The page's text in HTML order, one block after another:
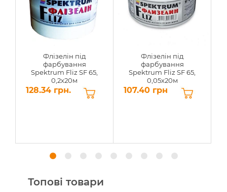
Флізелін під
фарбування
Spektrum Fliz SF 65,
0,2х20м
128.34 грн.
Флізелін під
фарбування
Spektrum Fliz SF 65,
0,05х20м
107.40 грн
Топові товари